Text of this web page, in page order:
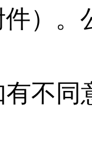
件）。
不同